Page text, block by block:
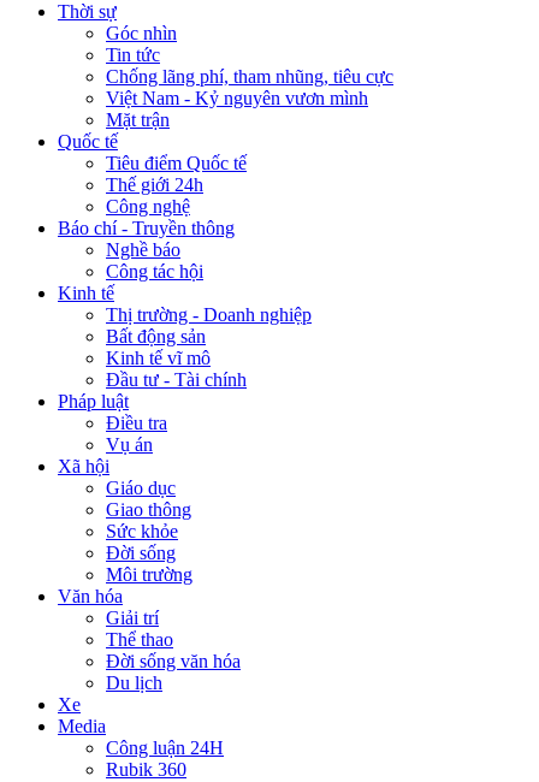
Thời sự
Góc nhìn
Tin tức
Chống lãng phí, tham nhũng, tiêu cực
Việt Nam - Kỷ nguyên vươn mình
Mặt trận
Quốc tế
Tiêu điểm Quốc tế
Thế giới 24h
Công nghệ
Báo chí - Truyền thông
Nghề báo
Công tác hội
Kinh tế
Thị trường - Doanh nghiệp
Bất động sản
Kinh tế vĩ mô
Đầu tư - Tài chính
Pháp luật
Điều tra
Vụ án
Xã hội
Giáo dục
Giao thông
Sức khỏe
Đời sống
Môi trường
Văn hóa
Giải trí
Thể thao
Đời sống văn hóa
Du lịch
Xe
Media
Công luận 24H
Rubik 360